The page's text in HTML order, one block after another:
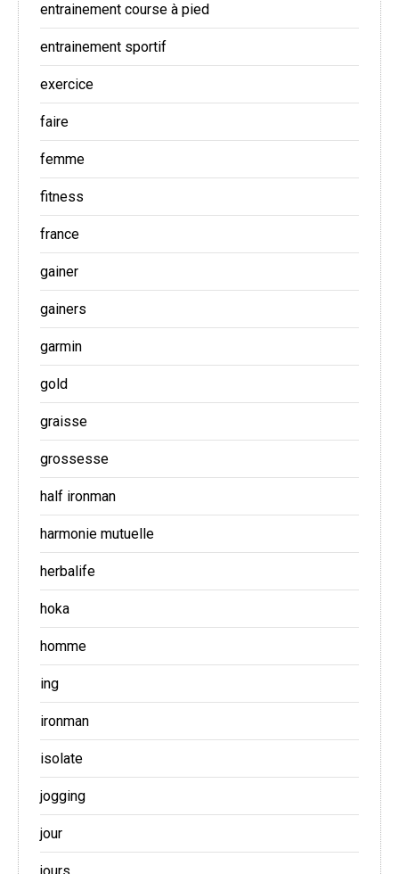
entrainement course à pied
entrainement sportif
exercice
faire
femme
fitness
france
gainer
gainers
garmin
gold
graisse
grossesse
half ironman
harmonie mutuelle
herbalife
hoka
homme
ing
ironman
isolate
jogging
jour